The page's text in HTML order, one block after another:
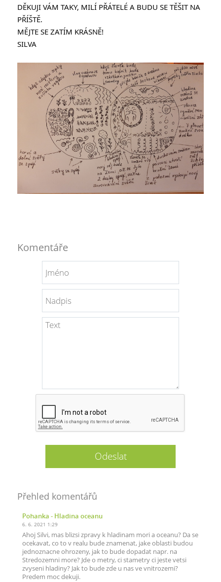
DĚKUJI VÁM TAKY, MILÍ PŘÁTELÉ A BUDU SE TĚŠIT NA
PŘÍŠTĚ.
MĚJTE SE ZATÍM KRÁSNĚ!
SILVA
Komentáře
Přehled komentářů
Pohanka - Hladina oceanu
6. 6. 2021 1:29
Ahoj Silvi, mas blizsi zpravy k hladinam mori a oceanu? Da se
ocekavat, co to v realu bude znamenat, jake oblasti budou
jednoznacne ohrozeny, jak to bude dopadat napr. na
Stredozemni more? Jde o metry, ci stametry ci jeste vetsi
zvyseni hladiny? Jak to bude zde u nas ve vnitrozemi?
Predem moc dekuji.